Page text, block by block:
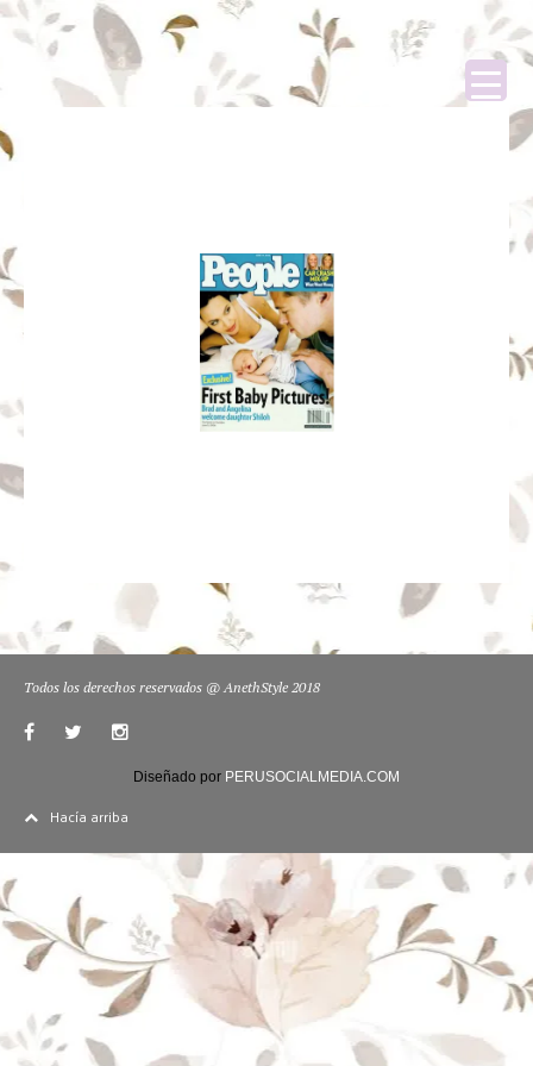
Todos los derechos reservados @ AnethStyle 2018
Diseñado por PERUSOCIALMEDIA.COM
Hacía arriba